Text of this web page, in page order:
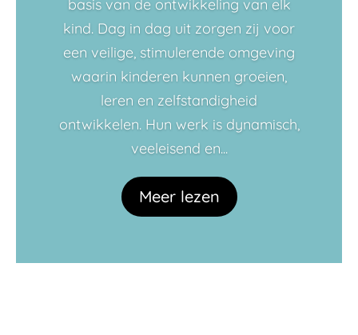
basis van de ontwikkeling van elk
kind. Dag in dag uit zorgen zij voor
een veilige, stimulerende omgeving
waarin kinderen kunnen groeien,
leren en zelfstandigheid
ontwikkelen. Hun werk is dynamisch,
veeleisend en...
Meer lezen